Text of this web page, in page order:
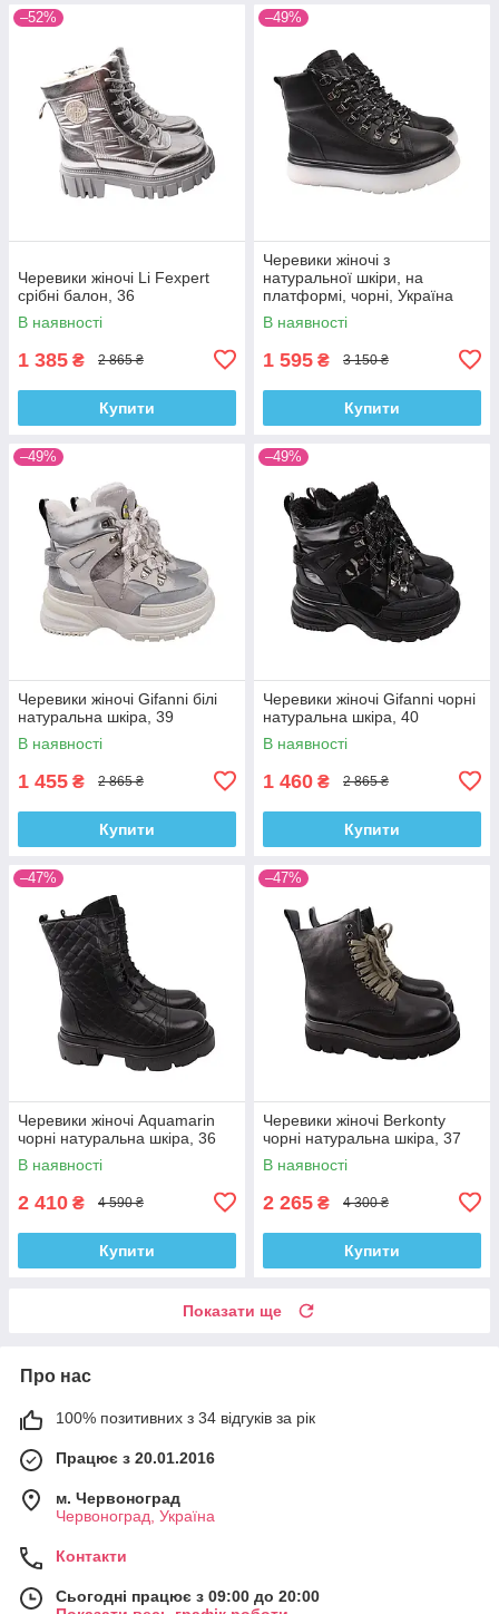
–52%
Черевики жіночі Li Fexpert
срібні балон, 36
В наявності
1 385 ₴ 2 865 ₴
Купити
–49%
Черевики жіночі з
натуральної шкіри, на
платформі, чорні, Україна
Kento, 35
В наявності
1 595 ₴ 3 150 ₴
Купити
–49%
Черевики жіночі Gifanni білі
натуральна шкіра, 39
В наявності
1 455 ₴ 2 865 ₴
Купити
–49%
Черевики жіночі Gifanni чорні
натуральна шкіра, 40
В наявності
1 460 ₴ 2 865 ₴
Купити
–47%
Черевики жіночі Aquamarin
чорні натуральна шкіра, 36
В наявності
2 410 ₴ 4 590 ₴
Купити
–47%
Черевики жіночі Berkonty
чорні натуральна шкіра, 37
В наявності
2 265 ₴ 4 300 ₴
Купити
Показати ще
Про нас
100% позитивних з 34 відгуків за рік
Працює з 20.01.2016
м. Червоноград
Червоноград, Україна
Контакти
Сьогодні працює з 09:00 до 20:00